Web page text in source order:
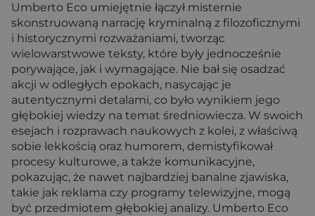
Umberto Eco umiejętnie łączył misternie
skonstruowaną narrację kryminalną z filozoficznymi
i historycznymi rozważaniami, tworząc
wielowarstwowe teksty, które były jednocześnie
porywające, jak i wymagające. Nie bał się osadzać
akcji w odległych epokach, nasycając je
autentycznymi detalami, co było wynikiem jego
głębokiej wiedzy na temat średniowiecza. W swoich
esejach i rozprawach naukowych z kolei, z właściwą
sobie lekkością oraz humorem, demistyfikował
procesy kulturowe, a także komunikacyjne,
pokazując, że nawet najbardziej banalne zjawiska,
takie jak reklama czy programy telewizyjne, mogą
być przedmiotem głębokiej analizy. Umberto Eco